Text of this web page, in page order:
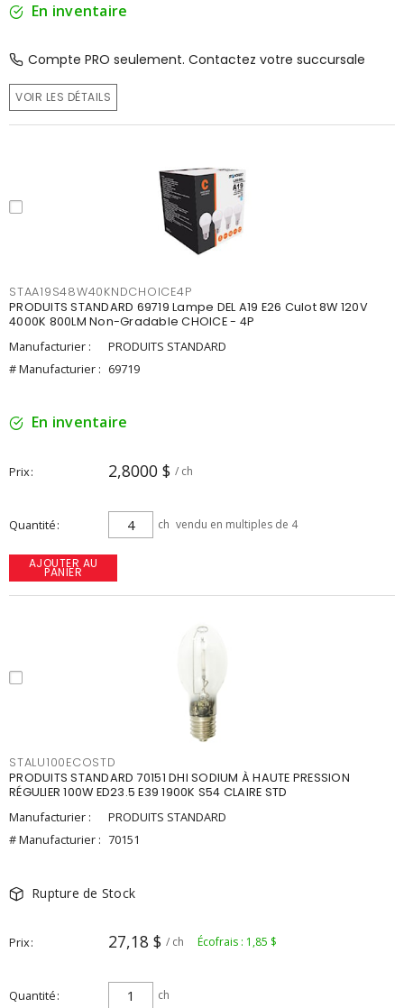
En inventaire
Compte PRO seulement. Contactez votre succursale
VOIR LES DÉTAILS
STAA19S48W40KNDCHOICE4P
PRODUITS STANDARD 69719 Lampe DEL A19 E26 Culot 8W 120V
4000K 800LM Non-Gradable CHOICE - 4P
Manufacturier :
PRODUITS STANDARD
# Manufacturier : 69719
En inventaire
Prix 2,8000 $ / ch
Quantité ch vendu en multiples de 4
AJOUTER AU
PANIER
STALU100ECOSTD
PRODUITS STANDARD 70151 DHI SODIUM À HAUTE PRESSION
RÉGULIER 100W ED23.5 E39 1900K S54 CLAIRE STD
Manufacturier :
PRODUITS STANDARD
# Manufacturier : 70151
Rupture de Stock
Prix 27,18 $ / ch Écofrais : 1,85 $
Quantité ch